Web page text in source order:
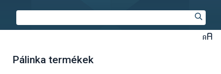
Pálinka termékek